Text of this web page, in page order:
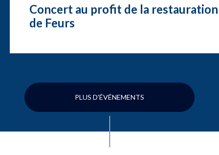
Concert au profit de la restauration
de Feurs
PLUS D'ÉVÉNEMENTS